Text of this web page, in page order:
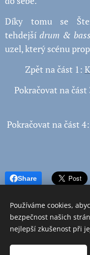
Díky tomu se
tehdejší drum &
uzel, který scénu
Zpět na část 1:
Pokračovat na část
Pokračovat na část 4:
Share
Používáme cookies,
bezpečnost našich
nejlepší zkušenost při